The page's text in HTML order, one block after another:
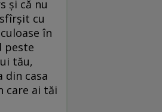
și că nu
cu
în
peste
tău,
din casa
care ai tăi